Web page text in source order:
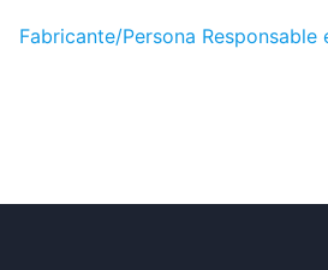
Fabricante/Persona Responsable